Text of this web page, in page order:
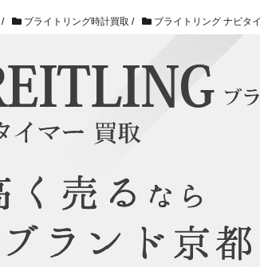
/ ブライトリング時計買取 / ブライトリング ナビタ